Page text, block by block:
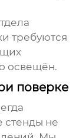
требуются
освещён.
поверке
стенды не